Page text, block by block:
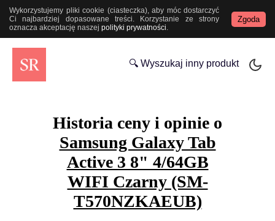
Wykorzystujemy pliki cookie (ciasteczka), aby móc dostarczyć
Ci najbardziej dopasowane treści. Korzystanie ze strony
oznacza akceptację naszej polityki prywatności.
Zgoda
🔍 Wyszukaj inny produkt
Historia ceny i opinie o
Samsung Galaxy Tab
Active 3 8" 4/64GB
WIFI Czarny (SM-
T570NZKAEUB)